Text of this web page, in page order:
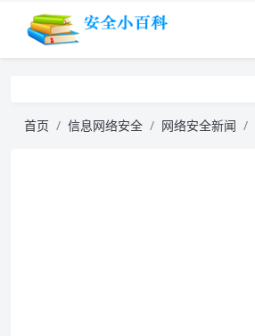
首页 信息网络安全 网络安全新闻